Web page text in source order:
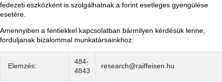
fedezeti eszközként is szolgálhatnak a forint esetleges gyengülése
esetére.
Amennyiben a fentiekkel kapcsolatban bármilyen kérdésük lenne,
forduljanak bizalommal munkatársainkhoz:
Elemzés:
484-
4843
research@raiffeisen.hu